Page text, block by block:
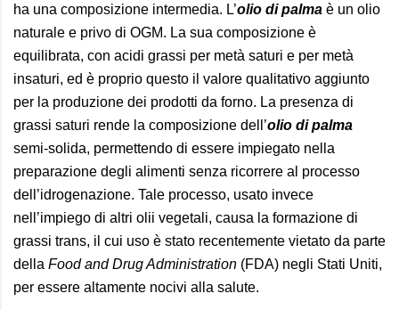
ha una composizione intermedia. L’olio di palma è un olio
naturale e privo di OGM. La sua composizione è
equilibrata, con acidi grassi per metà saturi e per metà
insaturi, ed è proprio questo il valore qualitativo aggiunto
per la produzione dei prodotti da forno. La presenza di
grassi saturi rende la composizione dell’olio di palma
semi-solida, permettendo di essere impiegato nella
preparazione degli alimenti senza ricorrere al processo
dell’idrogenazione. Tale processo, usato invece
nell’impiego di altri olii vegetali, causa la formazione di
grassi trans, il cui uso è stato recentemente vietato da parte
della Food and Drug Administration (FDA) negli Stati Uniti,
per essere altamente nocivi alla salute.